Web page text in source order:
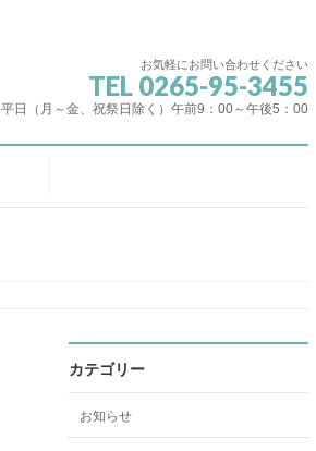
お気軽にお問い合わせください
TEL 0265-95-3455
平日（月～金、祝祭日除く）午前9：00～午後5：00
カテゴリー
お知らせ